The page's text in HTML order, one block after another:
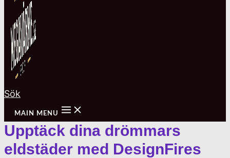
Sök
MAIN MENU
Upptäck dina drömmars
eldstäder med DesignFires